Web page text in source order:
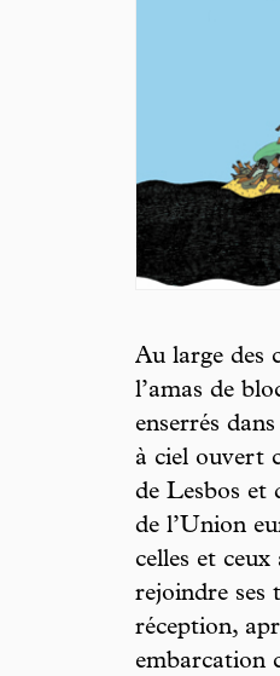
Au large des
l’amas de
enserrés
à ciel ouvert
de Lesbos et
de l’Union
celles et
rejoindre ses
réception,
embarcation